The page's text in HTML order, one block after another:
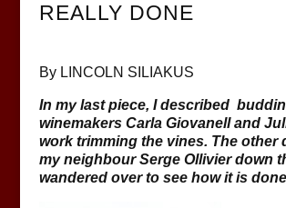
REALLY DONE
By LINCOLN SILIAKUS
In my last piece, I described
winemakers Carla Giovanell and
work trimming the vines. The other
my neighbour Serge Ollivier down
wandered over to see how it is